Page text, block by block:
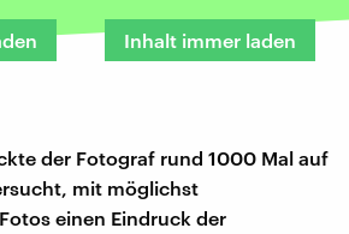
Inhalt immer laden
der Fotograf rund 1000 Mal auf
mit möglichst
einen Eindruck der